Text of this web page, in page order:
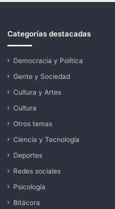
Categorías destacadas
Democracia y Política
Gente y Sociedad
Cultura y Artes
Cultura
Otros temas
Ciencia y Tecnología
Deportes
Redes sociales
Psicología
Bitácora